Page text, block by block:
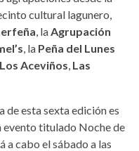
cultural lagunero,
, la Agrupación
, la Peña del Lunes
Los Aceviños Las
de esta sexta edición es
evento titulado Noche de
a cabo el sábado a las